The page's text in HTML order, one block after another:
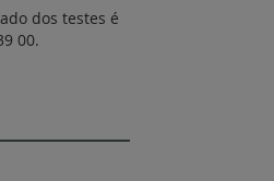
dos testes é
00.